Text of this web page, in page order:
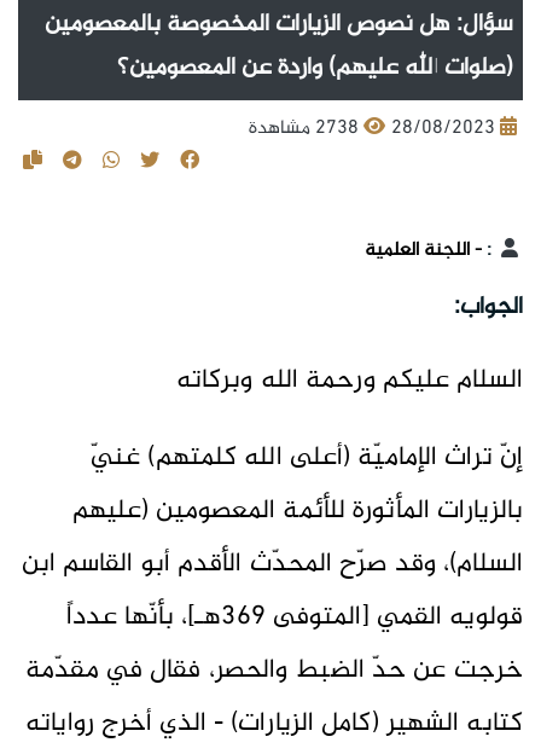
سؤال: هل نصوص الزيارات المخصوصة بالمعصومين
(صلوات الله عليهم) واردة عن المعصومين؟
28/08/2023 2738 مشاهدة
:- اللجنة العلمية
الجواب:
السلام عليكم ورحمة الله وبركاته
إنّ تراث الإماميّة (أعلى الله كلمتهم) غنيّ
بالزيارات المأثورة للأئمة المعصومين (عليهم
السلام)، وقد صرّح المحدّث الأقدم أبو القاسم ابن
قولويه القمي [المتوفى 369هـ]، بأنّها عدداً
خرجت عن حدّ الضبط والحصر، فقال في مقدّمة
كتابه الشهير (كامل الزيارات) - الذي أخرج رواياته